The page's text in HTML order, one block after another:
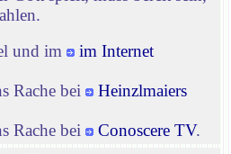
und im
im Internet
Rache bei
Heinzlmaiers
Rache bei
Conoscere TV.